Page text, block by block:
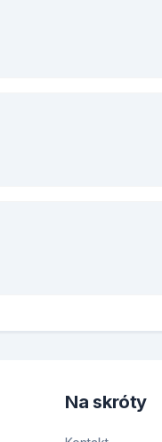
Na skróty